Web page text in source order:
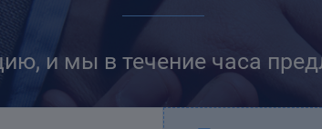
и мы в течение часа